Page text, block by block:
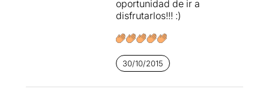
entusiastas de este género
y, probablemente,
espectadores. A pesar de
esto, se echa de menos más
riesgo y más novedad,
sus actores son fantásticos y
oportunidad de ir a
disfrutarlos!!! :)
30/10/2015